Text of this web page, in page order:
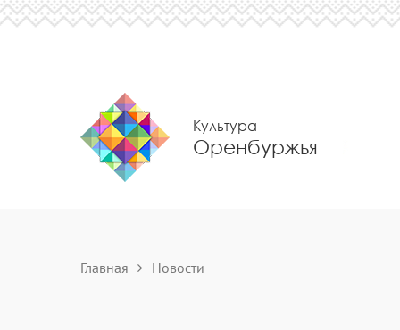
Культура
Оренбуржья
Главная Новости